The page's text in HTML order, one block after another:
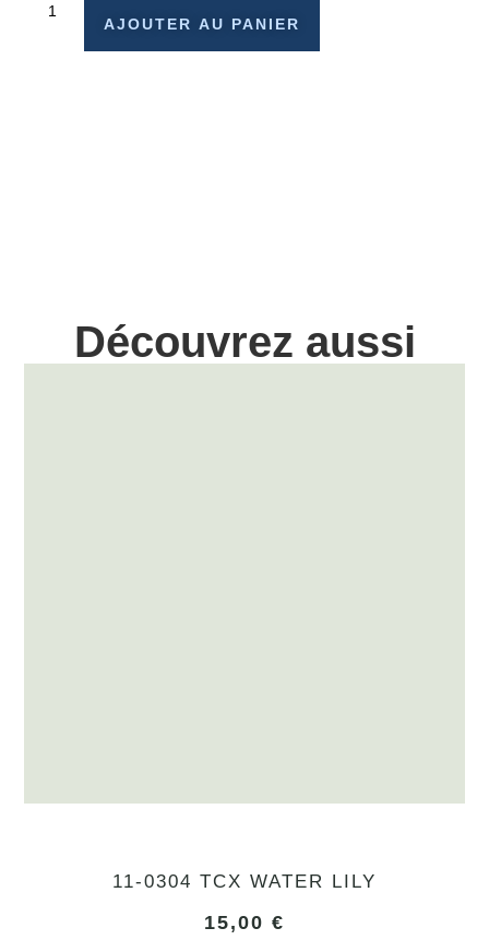
AJOUTER AU PANIER
Découvrez aussi
11-0304 TCX WATER LILY
15,00 €